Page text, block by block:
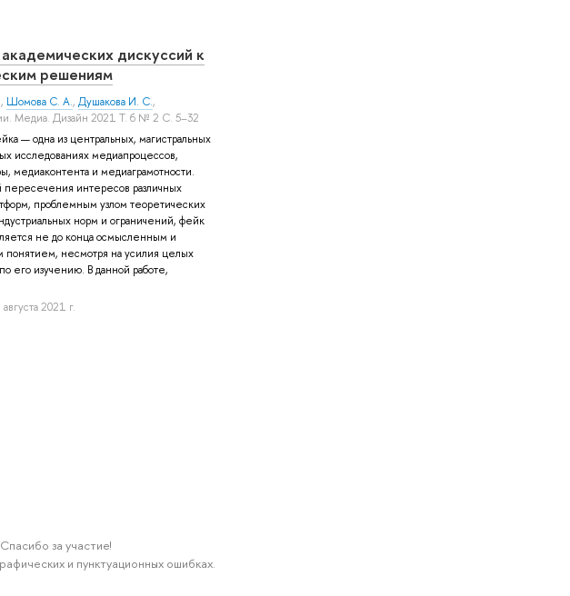
дискуссий к
решениям
, Шомова С. А., Душакова И. С.,
Медиа. Дизайн 2021 Т. 6 № 2 С. 5–32
— одна из центральных, магистральных
исследованиях медиапроцессов,
медиаконтента и медиаграмотности.
пересечения интересов различных
проблемным узлом теоретических
норм и ограничений, фейк
не до конца осмысленным и
понятием, несмотря на усилия целых
его изучению. В данной работе,
2021 г.
за участие!
и пунктуационных ошибках.